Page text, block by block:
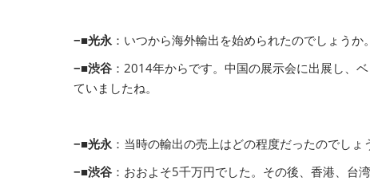
−■光永：いつから海外輸出を始められたのでしょうか。
−■渋谷 ：2014年からです。中国の展示会に出展し、
ていましたね。
−■光永：当時の輸出の売上はどの程度だったのでしょ
−■渋谷 ：おおよそ5千万円でした。その後、香港、